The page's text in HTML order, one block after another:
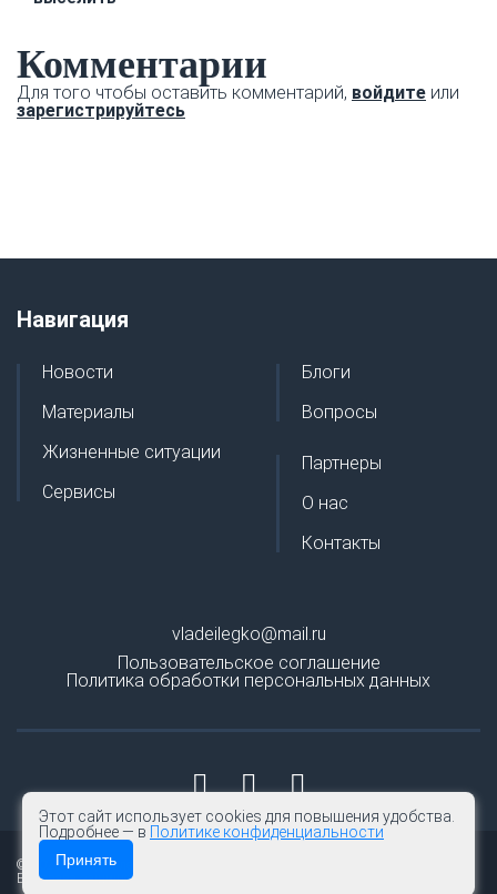
Комментарии
Для того чтобы оставить комментарий, войдите или
зарегистрируйтесь
Навигация
Новости
Материалы
Жизненные ситуации
Сервисы
Блоги
Вопросы
Партнеры
О нас
Контакты
vladeilegko@mail.ru
Пользовательское соглашение
Политика обработки персональных данных
© 2026 | Владей легко
Все права защищены.
Этот сайт использует cookies для повышения удобства.
Подробнее — в Политике конфиденциальности
Принять